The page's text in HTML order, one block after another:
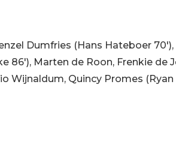
Dumfries (Hans Hateboer 70'),
86'), Marten de Roon, Frenkie de
Wijnaldum, Quincy Promes
05 August 2026 10:33